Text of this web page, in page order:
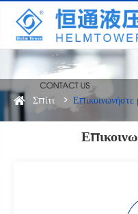
Σπίτι Επικοινωνήστε